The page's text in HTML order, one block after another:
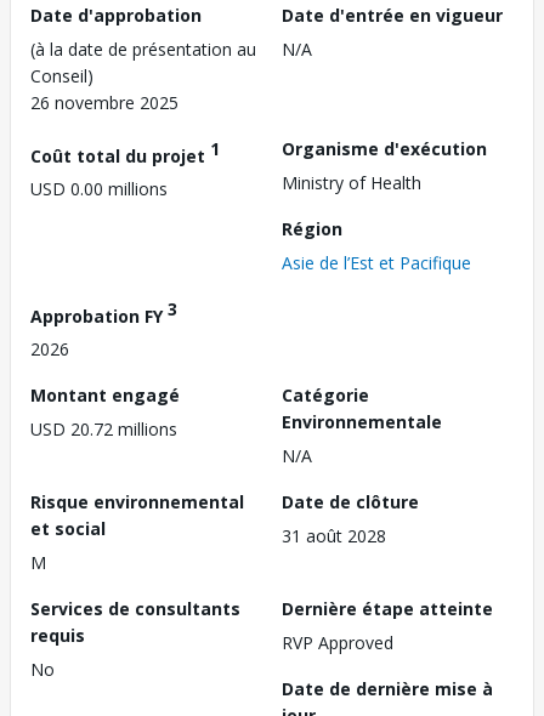
Date d'approbation
(à la date de présentation au
Conseil)
26 novembre 2025
Date d'entrée en vigueur
N/A
Coût total du projet 1
USD 0.00 millions
Organisme d'exécution
Ministry of Health
Région
Asie de l’Est et Pacifique
Approbation FY3
2026
Montant engagé
USD 20.72 millions
Catégorie
Environnementale
N/A
Risque environnemental
et social
M
Date de clôture
31 août 2028
Services de consultants
requis
No
Dernière étape atteinte
RVP Approved
Date de dernière mise à